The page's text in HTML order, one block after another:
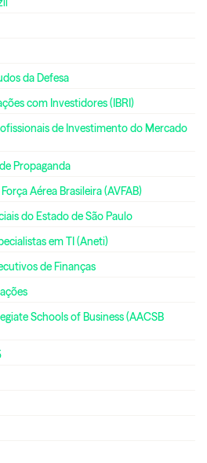
da Defesa
com Investidores (IBRI)
de Investimento do Mercado
Propaganda
Aérea Brasileira (AVFAB)
do Estado de São Paulo
em TI (Aneti)
de Finanças
Schools of Business (AACSB